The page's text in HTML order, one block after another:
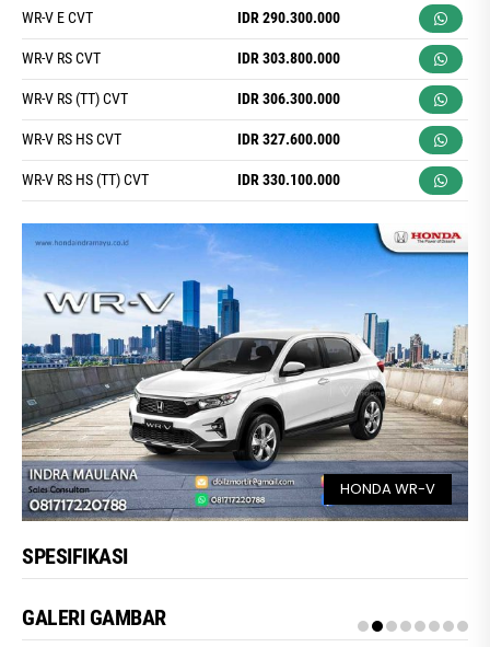
WR-V E CVT IDR 290.300.000
WR-V RS CVT IDR 303.800.000
WR-V RS (TT) CVT IDR 306.300.000
WR-V RS HS CVT IDR 327.600.000
WR-V RS HS (TT) CVT IDR 330.100.000
HONDA WR-V
SPESIFIKASI
GALERI GAMBAR